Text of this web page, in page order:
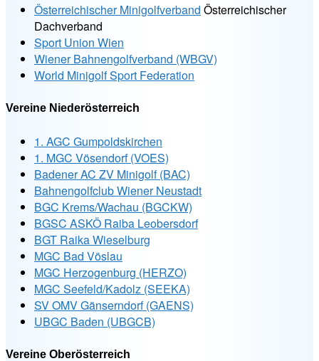
Österreichischer Minigolfverband Österreichischer
Dachverband
Sport Union Wien
Wiener Bahnengolfverband (WBGV)
World Minigolf Sport Federation
Vereine Niederösterreich
1. AGC Gumpoldskirchen
1. MGC Vösendorf (VOES)
Badener AC ZV Minigolf (BAC)
Bahnengolfclub Wiener Neustadt
BGC Krems/Wachau (BGCKW)
BGSC ASKÖ Raiba Leobersdorf
BGT Raika Wieselburg
MGC Bad Vöslau
MGC Herzogenburg (HERZO)
MGC Seefeld/Kadolz (SEEKA)
SV OMV Gänserndorf (GAENS)
UBGC Baden (UBGCB)
Vereine Oberösterreich